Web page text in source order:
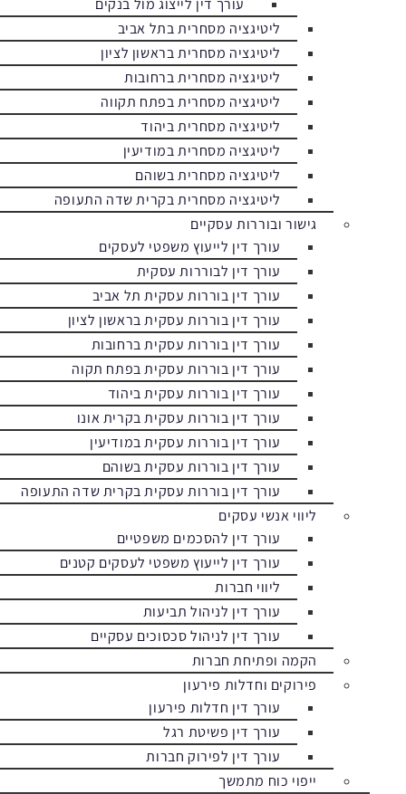
עורך דין לייצוג מול בנקים
ליטיגציה מסחרית בתל אביב
ליטיגציה מסחרית בראשון לציון
ליטיגציה מסחרית ברחובות
ליטיגציה מסחרית בפתח תקווה
ליטיגציה מסחרית ביהוד
ליטיגציה מסחרית במודיעין
ליטיגציה מסחרית בשוהם
ליטיגציה מסחרית בקרית שדה התעופה
גישור ובוררות עסקיים
עורך דין לייעוץ משפטי לעסקים
עורך דין לבוררות עסקית
עורך דין בוררות עסקית תל אביב
עורך דין בוררות עסקית בראשון לציון
עורך דין בוררות עסקית ברחובות
עורך דין בוררות עסקית בפתח תקוה
עורך דין בוררות עסקית ביהוד
עורך דין בוררות עסקית בקרית אונו
עורך דין בוררות עסקית במודיעין
עורך דין בוררות עסקית בשוהם
עורך דין בוררות עסקית בקרית שדה התעופה
ליווי אנשי עסקים
עורך דין להסכמים משפטיים
עורך דין לייעוץ משפטי לעסקים קטנים
ליווי חברות
עורך דין לניהול תביעות
עורך דין לניהול סכסוכים עסקיים
הקמה ופתיחת חברות
פירוקים וחדלות פירעון
עורך דין חדלות פירעון
עורך דין פשיטת רגל
עורך דין לפירוק חברות
ייפוי כוח מתמשך